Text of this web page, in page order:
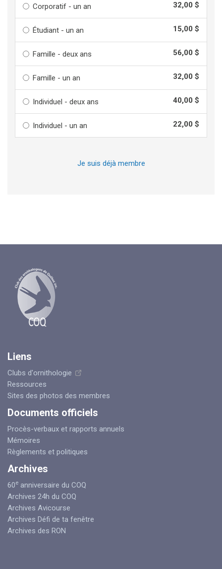
32,00 $
Corporatif - un an
15,00 $
Étudiant - un an
56,00 $
Famille - deux ans
32,00 $
Famille - un an
40,00 $
Individuel - deux ans
22,00 $
Individuel - un an
Je suis déjà membre
Liens
Clubs d'ornithologie
Ressources
Sites des photos des membres
Documents officiels
Procès-verbaux et rapports annuels
Mémoires
Règlements et politiques
Archives
60e anniversaire du COQ
Archives 24h du COQ
Archives Avicourse
Archives Défi de ta fenêtre
Archives des RON